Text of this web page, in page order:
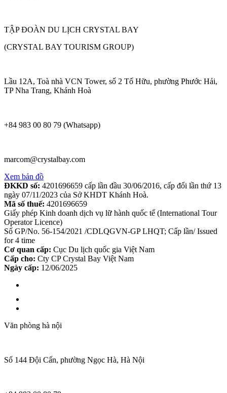
TẬP ĐOÀN DU LỊCH CRYSTAL BAY
(CRYSTAL BAY TOURISM GROUP)
Lầu 12A, Toà nhà VCN Tower, số 2 Tố Hữu, phường Phước Hải,
TP Nha Trang, Khánh Hoà
+84 983 00 80 79 (Whatsapp)
marcom@crystalbay.com
Xem bản đồ
ĐKKD số: 4201696659 cấp lần đầu 30/06/2016, cấp đổi lần thứ 13
ngày 07/11/2023 của Sở KHDT Khánh Hoà.
Mã số thuế: 4201696659
Giấy phép Kinh doanh dịch vụ lữ hành quốc tế (International Tour
Operator Licence)
Số GP/No. 56-154/2021 /CDLQGVN-GP LHQT; Cấp lần/ Issued
for 4 time
Cơ quan cấp: Cục Du lịch quốc gia Việt Nam
Cấp cho: Cty CP Crystal Bay Việt Nam
Ngày cấp: 12/06/2025
Văn phòng hà nội
Số 144 Đội Cấn, phường Ngọc Hà, Hà Nội